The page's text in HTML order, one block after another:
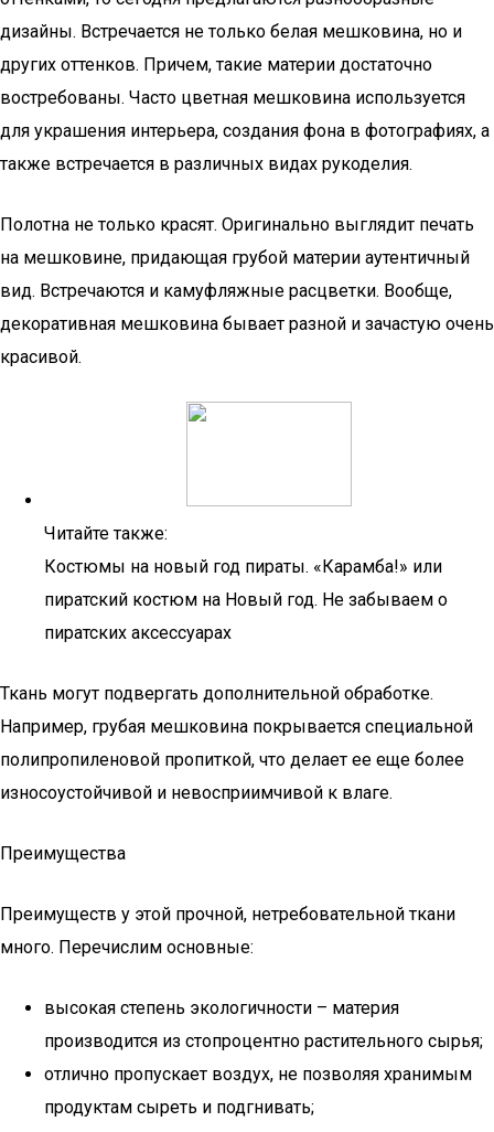
дизайны. Встречается не только белая мешковина, но и
других оттенков. Причем, такие материи достаточно
востребованы. Часто цветная мешковина используется
для украшения интерьера, создания фона в фотографиях, а
также встречается в различных видах рукоделия.
Полотна не только красят. Оригинально выглядит печать
на мешковине, придающая грубой материи аутентичный
вид. Встречаются и камуфляжные расцветки. Вообще,
декоративная мешковина бывает разной и зачастую очень
красивой.
Читайте также:
Костюмы на новый год пираты. «Карамба!» или
пиратский костюм на Новый год. Не забываем о
пиратских аксессуарах
Ткань могут подвергать дополнительной обработке.
Например, грубая мешковина покрывается специальной
полипропиленовой пропиткой, что делает ее еще более
износоустойчивой и невосприимчивой к влаге.
Преимущества
Преимуществ у этой прочной, нетребовательной ткани
много. Перечислим основные:
высокая степень экологичности – материя
производится из стопроцентно растительного сырья;
отлично пропускает воздух, не позволяя хранимым
продуктам сыреть и подгнивать;